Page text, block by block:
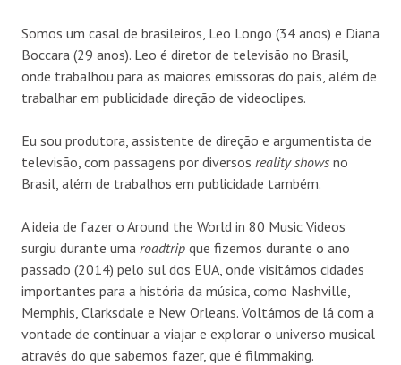
Somos um casal de brasileiros, Leo Longo (34 anos) e Diana
Boccara (29 anos). Leo é diretor de televisão no Brasil,
onde trabalhou para as maiores emissoras do país, além de
trabalhar em publicidade direção de videoclipes.
Eu sou produtora, assistente de direção e argumentista de
televisão, com passagens por diversos reality shows no
Brasil, além de trabalhos em publicidade também.
A ideia de fazer o Around the World in 80 Music Videos
surgiu durante uma roadtrip que fizemos durante o ano
passado (2014) pelo sul dos EUA, onde visitámos cidades
importantes para a história da música, como Nashville,
Memphis, Clarksdale e New Orleans. Voltámos de lá com a
vontade de continuar a viajar e explorar o universo musical
através do que sabemos fazer, que é filmmaking.